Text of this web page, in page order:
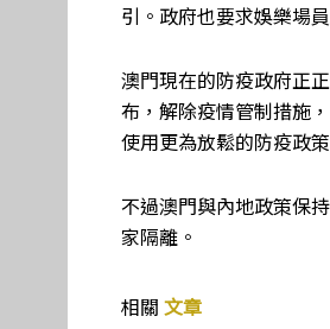
引。政府也要求娛樂場
澳門現在的防疫政府正
布，解除疫情管制措施
使用更為放鬆的防疫政策
不過澳門與內地政策保
家隔離。
相關 文章